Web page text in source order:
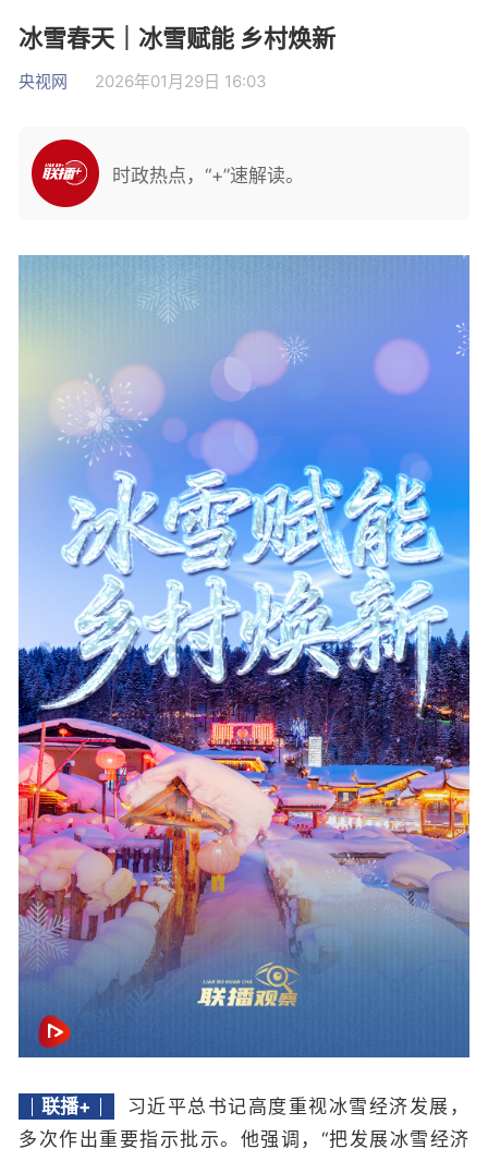
冰雪春天｜冰雪赋能 乡村焕新
央视网 2026年01月29日 16:03
时政热点，“+”速解读。
联播+
习近平总书记高度重视冰雪经济发展，
多次作出重要指示批示。他强调，“把发展冰雪经济